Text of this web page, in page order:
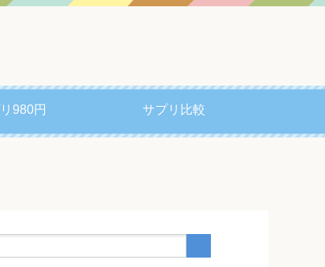
980円 サプリ比較